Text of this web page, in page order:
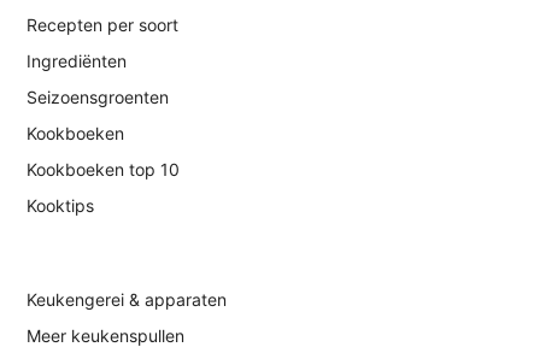
Recepten per soort
Ingrediënten
Seizoensgroenten
Kookboeken
Kookboeken top 10
Kooktips
Keukengerei & apparaten
Meer keukenspullen